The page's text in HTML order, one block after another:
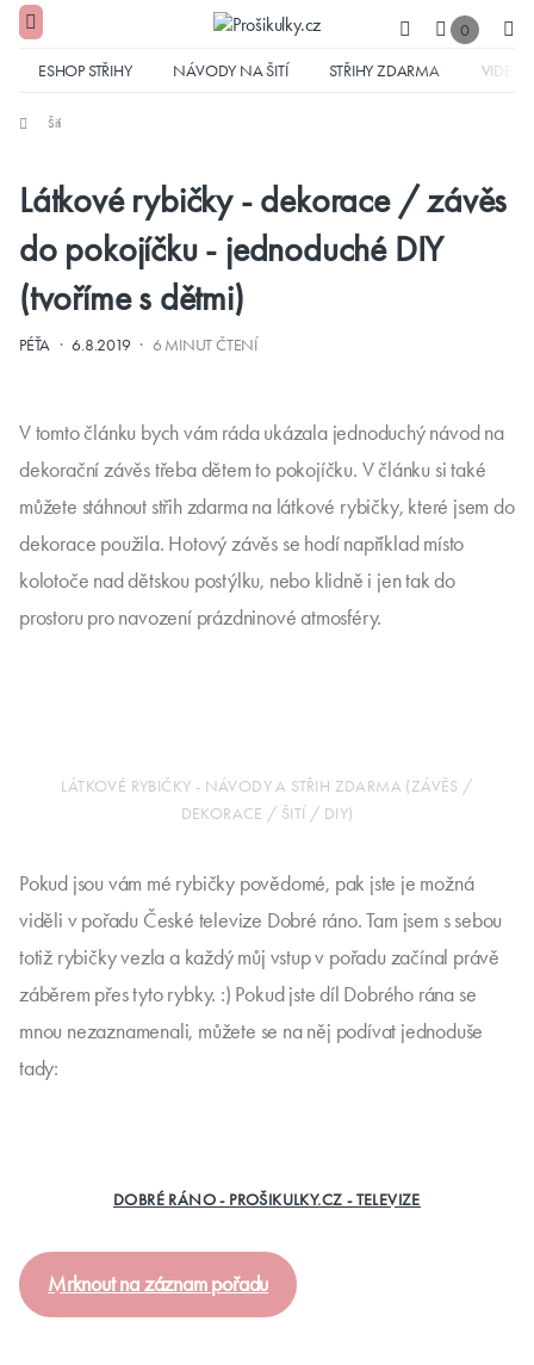
0
ESHOP STŘIHY NÁVODY NA ŠITÍ STŘIHY ZDARMA VIDEA
Šití
Látkové rybičky - dekorace / závěs
do pokojíčku - jednoduché DIY
(tvoříme s dětmi)
PÉŤA ·6.8.2019· 6 MINUT ČTENÍ
V tomto článku bych vám ráda ukázala jednoduchý návod na
dekorační závěs třeba dětem to pokojíčku. V článku si také
můžete stáhnout střih zdarma na látkové rybičky, které jsem do
dekorace použila. Hotový závěs se hodí například místo
kolotoče nad dětskou postýlku, nebo klidně i jen tak do
prostoru pro navození prázdninové atmosféry.
LÁTKOVÉ RYBIČKY - NÁVODY A STŘIH ZDARMA (ZÁVĚS /
DEKORACE / ŠITÍ / DIY)
Pokud jsou vám mé rybičky povědomé, pak jste je možná
viděli v pořadu České televize Dobré ráno. Tam jsem s sebou
totiž rybičky vezla a každý můj vstup v pořadu začínal právě
záběrem přes tyto rybky. :) Pokud jste díl Dobrého rána se
mnou nezaznamenali, můžete se na něj podívat jednoduše
tady:
DOBRÉ RÁNO - PROŠIKULKY.CZ - TELEVIZE
Mrknout na záznam pořadu